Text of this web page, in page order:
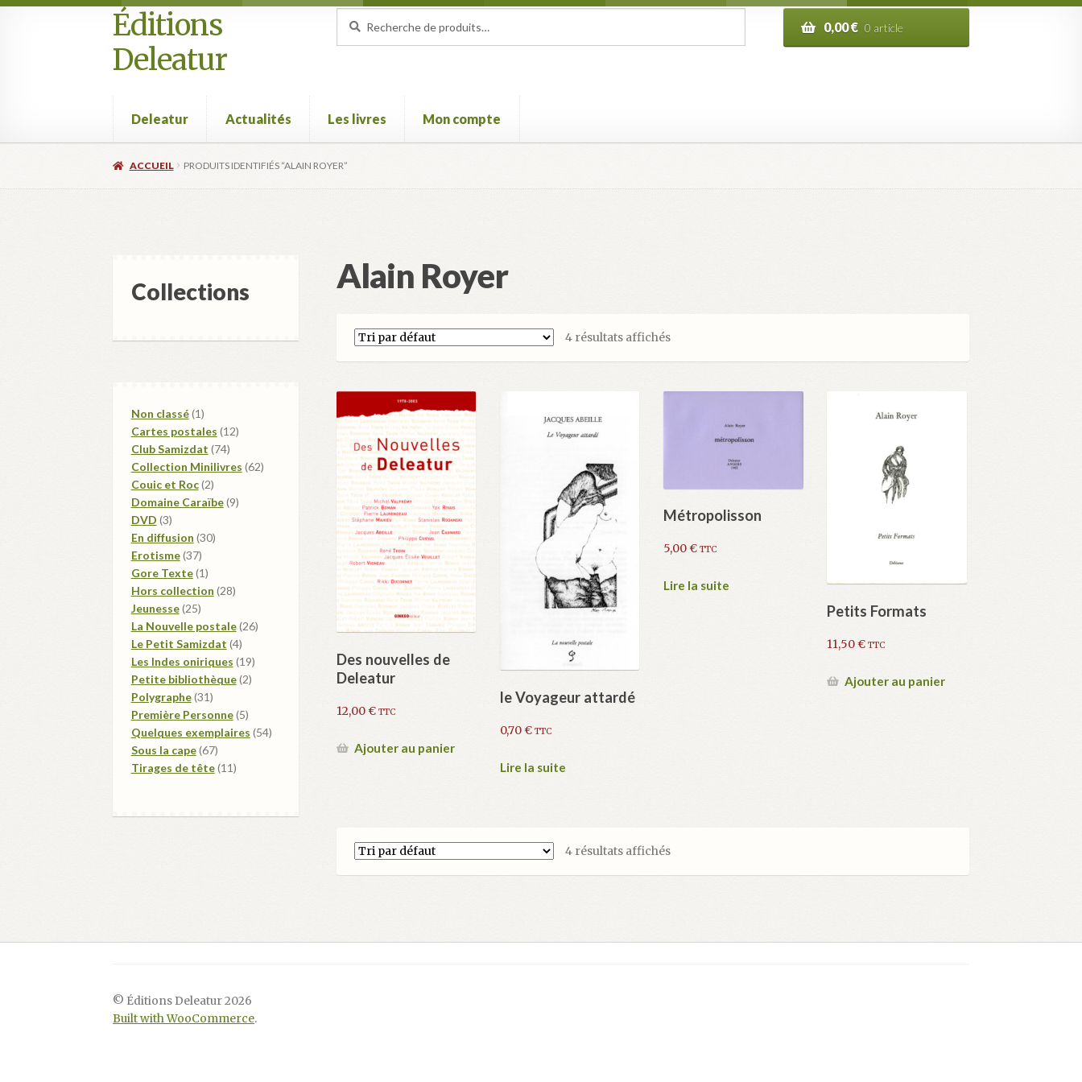
Aller
à
Aller
au
contenu
Éditions
Deleatur
pour :
0,00€ 0 article
Deleatur Actualités Les livres Mon compte
Accueil BoutiqueDeleaturFestival One Minute Film international de Champcella
ACCUEIL PRODUITS IDENTIFIÉS “ALAIN ROYER”
Alain Royer
4 résultats affichés
Des nouvelles de
Deleatur
12,00€ TTC
Ajouter au panier
le Voyageur attardé
0,70€ TTC
Lire la suite
Métropolisson
5,00€ TTC
Lire la suite
Petits Formats
11,50€ TTC
Ajouter au panier
4 résultats affichés
Collections
Non classé 11
produit
Cartes postales 1212
Club Samizdat 7474
produits
Collection Minilivres 6262
Couic et Roc 22
produits
Domaine Caraïbe 99
DVD 33
produits
En diffusion 3030
Erotisme 3737
produits
Gore Texte 11
produit
Hors collection 2828
Jeunesse 2525
produits
La Nouvelle postale 2626
Le Petit Samizdat 44
produits
Les Indes oniriques 1919
produits
Petite bibliothèque 22
Polygraphe 3131
produits
Première Personne 55
produits
Quelques exemplaires 5454
Sous la cape 6767
produits
Tirages de tête 1111
© Éditions Deleatur 2026
Built with WooCommerce.